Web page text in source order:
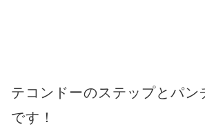
テコンドーのステップとパン
です！